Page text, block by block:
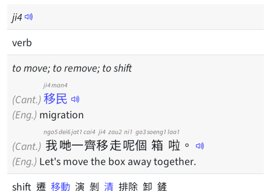
ji4
verb
to move; to remove; to shift
(Cant.) 移民
ji4 man4
(Eng.) migration
(Cant.) 我
ngo5
哋
dei6
一
jat1
齊
cai4
移
ji4
走
zau2
呢
ni1
個
go3
箱
soeng1
啦
laa1
。
(Eng.) Let's move the box away together.
shift 遷 移動 演 剝 清 排除 卸 鏟